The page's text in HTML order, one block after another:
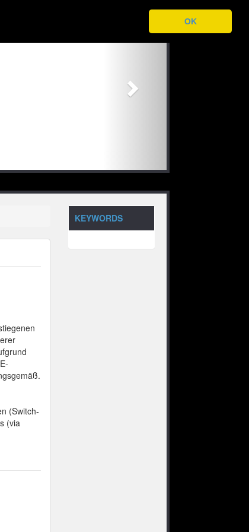
OK
Next
(Switch-
(via
KEYWORDS